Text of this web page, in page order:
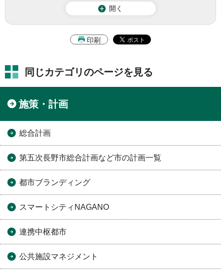
開く
印刷
同じカテゴリのページを見る
施策・計画
総合計画
第五次長野市総合計画など市の計画一覧
都市ブランディング
スマートシティNAGANO
連携中枢都市
公共施設マネジメント